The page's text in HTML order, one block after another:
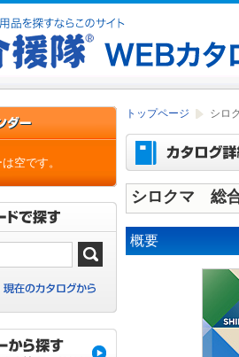
トップページ シロ
シロクマ 総
概要
空です。